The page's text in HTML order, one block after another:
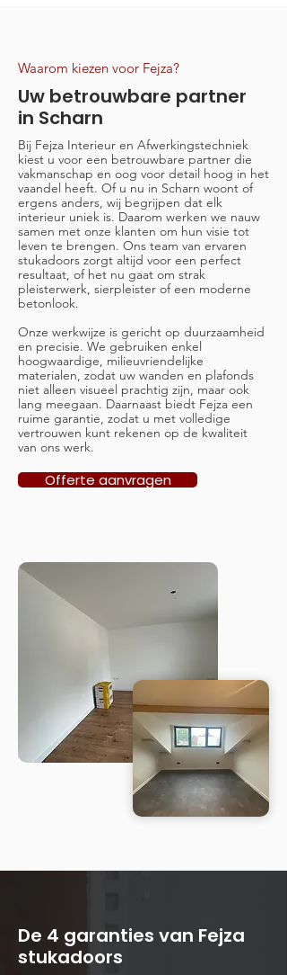
Waarom kiezen voor Fejza?
Uw betrouwbare partner
in Scharn
Bij Fejza Interieur en Afwerkingstechniek
kiest u voor een betrouwbare partner die
vakmanschap en oog voor detail hoog in het
vaandel heeft. Of u nu in Scharn woont of
ergens anders, wij begrijpen dat elk
interieur uniek is. Daarom werken we nauw
samen met onze klanten om hun visie tot
leven te brengen. Ons team van ervaren
stukadoors zorgt altijd voor een perfect
resultaat, of het nu gaat om strak
pleisterwerk, sierpleister of een moderne
betonlook.
Onze werkwijze is gericht op duurzaamheid
en precisie. We gebruiken enkel
hoogwaardige, milieuvriendelijke
materialen, zodat uw wanden en plafonds
niet alleen visueel prachtig zijn, maar ook
lang meegaan. Daarnaast biedt Fejza een
ruime garantie, zodat u met volledige
vertrouwen kunt rekenen op de kwaliteit
van ons werk.
Offerte aanvragen
De 4 garanties van Fejza
stukadoors